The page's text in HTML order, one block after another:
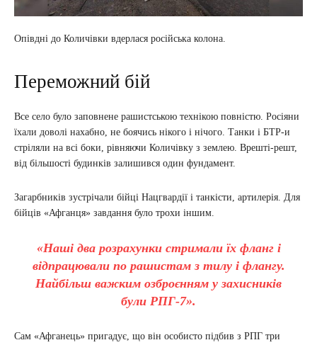
Опівдні до Количівки вдерлася російська колона.
Переможний бій
Все село було заповнене рашистською технікою повністю. Росіяни
їхали доволі нахабно, не боячись нікого і нічого. Танки і БТР-и
стріляли на всі боки, рівняючи Количівку з землею. Врешті-решт,
від більшості будинків залишився один фундамент.
Загарбників зустрічали бійці Нацгвардії і танкісти, артилерія. Для
бійців «Афганця» завдання було трохи іншим.
«Наші два розрахунки стримали їх фланг і
відпрацювали по рашистам з тилу і флангу.
Найбільш важким озброєнням у захисників
були РПГ-7».
Сам «Афганець» пригадує, що він особисто підбив з РПГ три